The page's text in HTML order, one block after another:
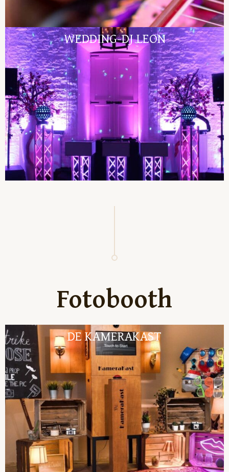
WEDDING-DJ LEON
Fotobooth
DE KAMERAKAST